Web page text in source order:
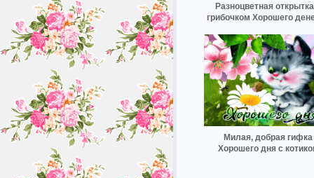
Разноцветная
грибочком Хорошего
Милая, добрая гифка
Хорошего дня с